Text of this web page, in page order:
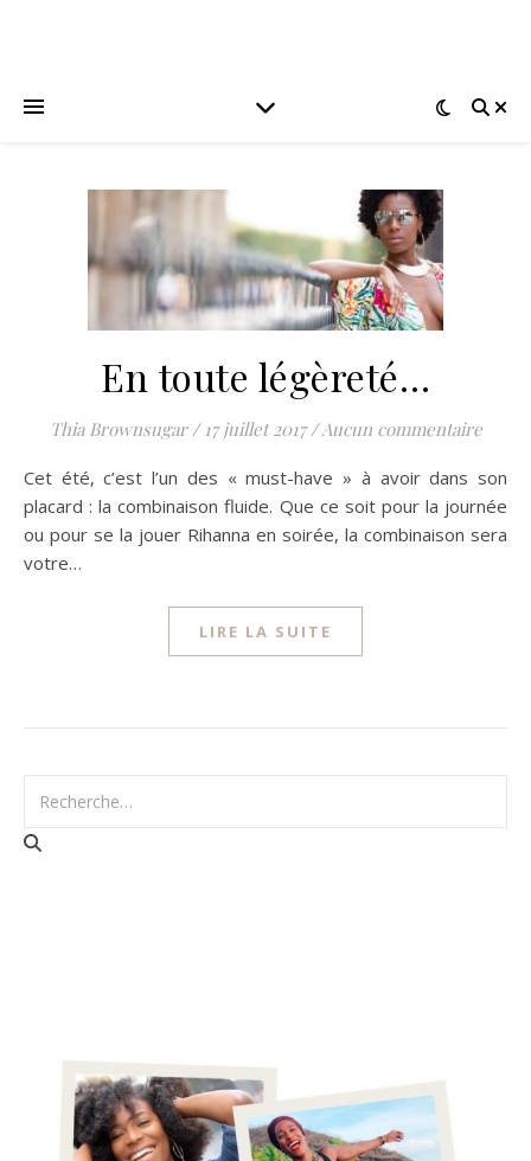
En toute légèreté…
Thia Brownsugar / 17 juillet 2017 /Aucun commentaire
Cet été, c’est l’un des « must-have » à avoir dans son
placard : la combinaison fluide. Que ce soit pour la journée
ou pour se la jouer Rihanna en soirée, la combinaison sera
votre…
LIRE LA SUITE